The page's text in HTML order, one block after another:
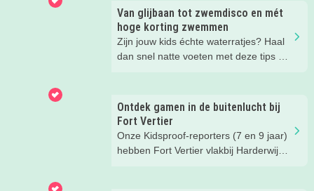
daarbuiten, op maximaal 1 uur rijden.
Zo glijd jij glansrijk die 6 weken
zomervakantie door.
Van glijbaan tot zwemdisco en mét
hoge korting zwemmen
Zijn jouw kids échte waterratjes? Haal
dan snel natte voeten met deze tips bij
en spetter uren in het water. Check de
Super Zomer Deal en geniet samen
met je (klein)kids van vrijzwemmen en
een patatje met saus + verkoelende
slush puppie voor maar 11 euro per
Ontdek gamen in de buitenlucht bij
Fort Vertier
Onze Kidsproof-reporters (7 en 9 jaar)
hebben Fort Vertier vlakbij Harderwijk